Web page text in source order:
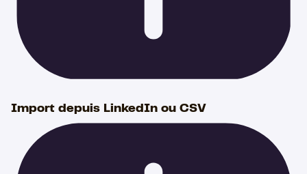
Import depuis LinkedIn ou CSV